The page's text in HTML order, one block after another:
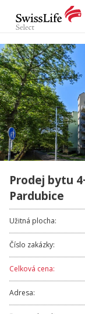
NABÍDKA
CHCI
HLÍDAT
CHCI
O NÁS
SLUŽBY
KARIÉRA
KONTAKT
Prodej bytu
Pardubice
Užitná plocha:
Číslo zakázky:
Celková cena:
Adresa: